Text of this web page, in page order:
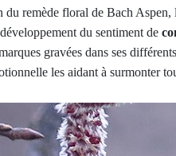
remède floral de Bach Aspen,
du sentiment de
gravées dans ses
les aidant à surmonter